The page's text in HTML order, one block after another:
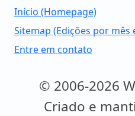
Início (Homepage)
Sitemap (Edições por mês
Entre em contato
© 2006-2026
Criado e